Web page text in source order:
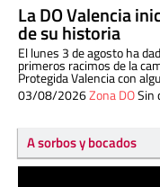
La DO Valencia
de su historia
El lunes 3 de agosto ha
primeros racimos de la
Protegida Valencia con
03/08/2026Zona DOSin
A sorbos y bocados